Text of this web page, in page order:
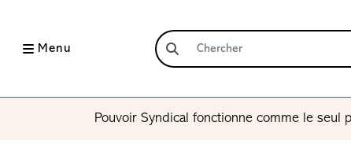
Menu
Pouvoir Syndical fonctionne comme le seul